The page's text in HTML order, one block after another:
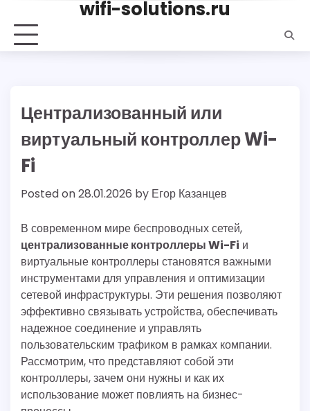
content
wifi-solutions.ru
Централизованный или
виртуальный контроллер Wi-
Fi
Posted on28.01.2026 by Егор Казанцев
В современном мире беспроводных сетей,
централизованные контроллеры Wi-Fi и
виртуальные контроллеры становятся важными
инструментами для управления и оптимизации
сетевой инфраструктуры. Эти решения позволяют
эффективно связывать устройства, обеспечивать
надежное соединение и управлять
пользовательским трафиком в рамках компании.
Рассмотрим, что представляют собой эти
контроллеры, зачем они нужны и как их
использование может повлиять на бизнес-